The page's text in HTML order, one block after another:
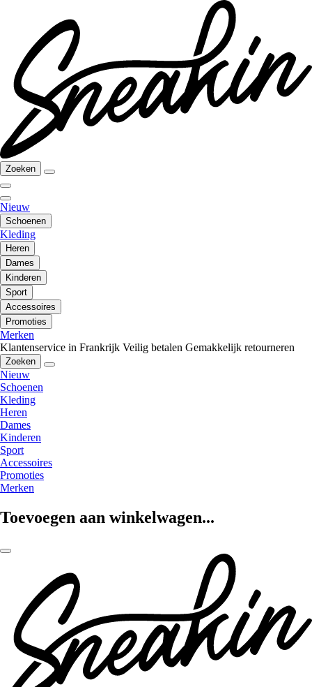
Zoeken
Nieuw
Schoenen
Kleding
Heren
Dames
Kinderen
Sport
Accessoires
Promoties
Merken
Klantenservice in Frankrijk Veilig betalen Gemakkelijk retourneren
Zoeken
Nieuw
Schoenen
Kleding
Heren
Dames
Kinderen
Sport
Accessoires
Promoties
Merken
Toevoegen aan winkelwagen...